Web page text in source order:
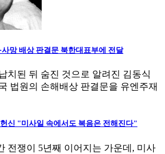
망 배상 판결문 북한대표부에 전달
치된 뒤 숨진 것으로 알려진 김동식
법원의 손해배상 판결문을 유엔주재
신 "미사일 속에서도 복음은 전해진다"
전쟁이 5년째 이어지는 가운데, 미사